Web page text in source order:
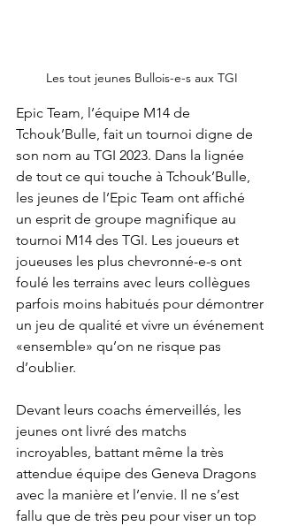
Les tout jeunes Bullois-e-s aux TGI
Epic Team, l’équipe M14 de
Tchouk’Bulle, fait un tournoi digne de
son nom au TGI 2023. Dans la lignée
de tout ce qui touche à Tchouk’Bulle,
les jeunes de l’Epic Team ont affiché
un esprit de groupe magnifique au
tournoi M14 des TGI. Les joueurs et
joueuses les plus chevronné-e-s ont
foulé les terrains avec leurs collègues
parfois moins habitués pour démontrer
un jeu de qualité et vivre un événement
«ensemble» qu’on ne risque pas
d’oublier.
Devant leurs coachs émerveillés, les
jeunes ont livré des matchs
incroyables, battant même la très
attendue équipe des Geneva Dragons
avec la manière et l’envie. Il ne s’est
fallu que de très peu pour viser un top